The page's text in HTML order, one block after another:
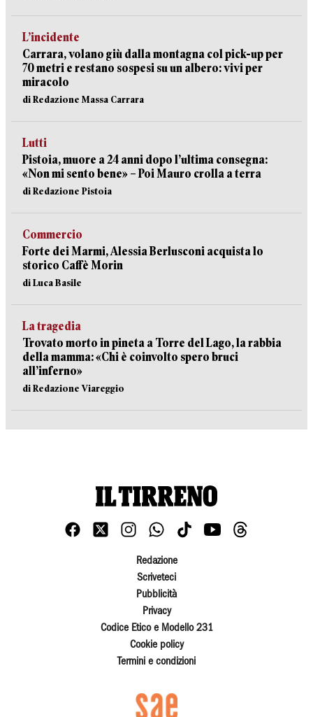
L’incidente
Carrara, volano giù dalla montagna col pick-up per
70 metri e restano sospesi su un albero: vivi per
miracolo
di Redazione Massa Carrara
Lutti
Pistoia, muore a 24 anni dopo l’ultima consegna:
«Non mi sento bene» – Poi Mauro crolla a terra
di Redazione Pistoia
Commercio
Forte dei Marmi, Alessia Berlusconi acquista lo
storico Caffè Morin
di Luca Basile
La tragedia
Trovato morto in pineta a Torre del Lago, la rabbia
della mamma: «Chi è coinvolto spero bruci
all’inferno»
di Redazione Viareggio
Redazione
Scriveteci
Pubblicità
Privacy
Codice Etico e Modello 231
Cookie policy
Termini e condizioni